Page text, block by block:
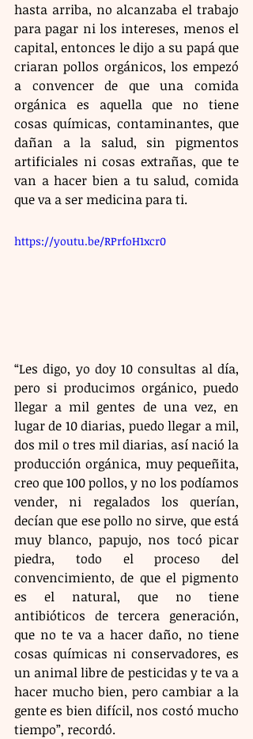
hasta arriba, no alcanzaba el trabajo
para pagar ni los intereses, menos el
capital, entonces le dijo a su papá que
criaran pollos orgánicos, los empezó
a convencer de que una comida
orgánica es aquella que no tiene
cosas químicas, contaminantes, que
dañan a la salud, sin pigmentos
artificiales ni cosas extrañas, que te
van a hacer bien a tu salud, comida
que va a ser medicina para ti.
https://youtu.be/RPrfoH1xcr0
“Les digo, yo doy 10 consultas al día,
pero si producimos orgánico, puedo
llegar a mil gentes de una vez, en
lugar de 10 diarias, puedo llegar a mil,
dos mil o tres mil diarias, así nació la
producción orgánica, muy pequeñita,
creo que 100 pollos, y no los podíamos
vender, ni regalados los querían,
decían que ese pollo no sirve, que está
muy blanco, papujo, nos tocó picar
piedra, todo el proceso del
convencimiento, de que el pigmento
es el natural, que no tiene
antibióticos de tercera generación,
que no te va a hacer daño, no tiene
cosas químicas ni conservadores, es
un animal libre de pesticidas y te va a
hacer mucho bien, pero cambiar a la
gente es bien difícil, nos costó mucho
tiempo”, recordó.